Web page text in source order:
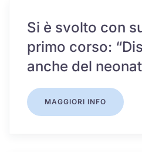
Si è svolto con
primo corso:
anche del
MAGGIORI INFO